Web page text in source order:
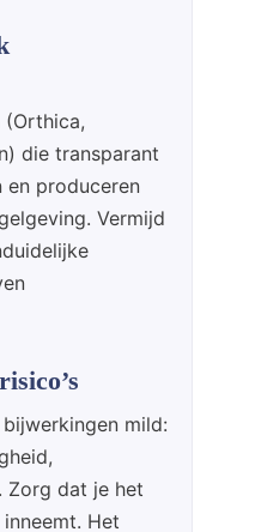
(Orthica,
die transparant
en produceren
Vermijd
mild:
Zorg dat je het
Het